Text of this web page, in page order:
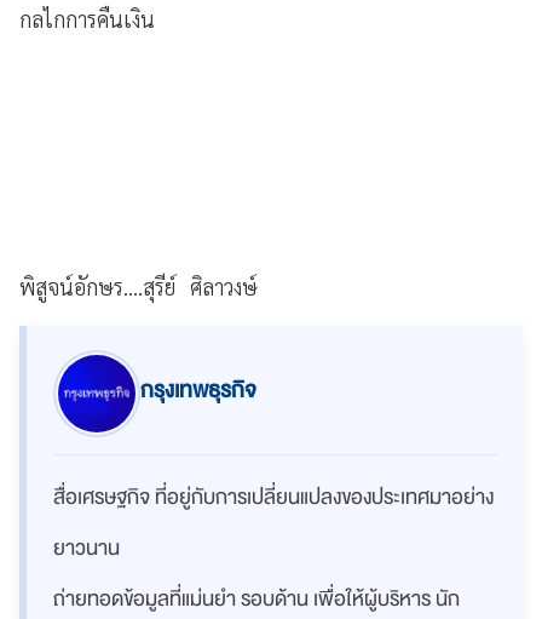
กลไกการคืนเงิน
พิสูจน์อักษร....สุรีย์ ศิลาวงษ์
กรุงเทพธุรกิจ
สื่อเศรษฐกิจ ที่อยู่กับการเปลี่ยนแปลงของประเทศมาอย่าง
ยาวนาน
ถ่ายทอดข้อมูลที่แม่นยำ รอบด้าน เพื่อให้ผู้บริหาร นัก